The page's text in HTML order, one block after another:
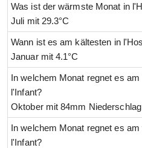
Was ist der wärmste Monat in
Juli mit 29.3°C
Wann ist es am kältesten in
Januar mit 4.1°C
In welchem Monat regnet es
l'Infant?
Oktober mit 84mm Niederschlag
In welchem Monat regnet es
l'Infant?